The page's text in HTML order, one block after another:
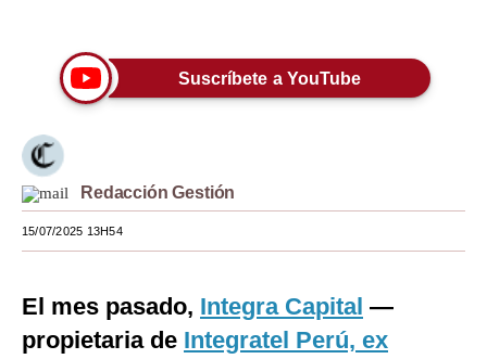
Moda
Mundo
EEUU
México
Internacional
Suscríbete a YouTube
Redacción Gestión
15/07/2025 13H54
El mes pasado, Integra Capital —
propietaria de Integratel Perú, ex